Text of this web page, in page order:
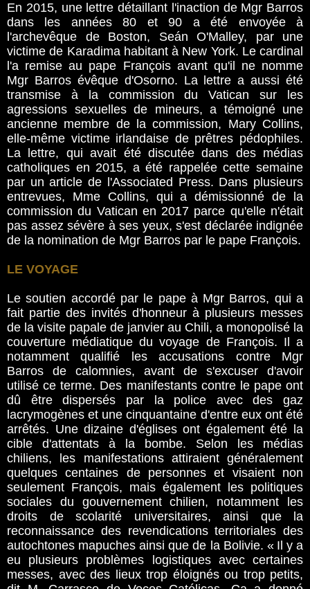
En 2015, une lettre détaillant l'inaction de Mgr Barros
dans les années 80 et 90 a été envoyée à
l'archevêque de Boston, Seán O'Malley, par une
victime de Karadima habitant à New York. Le cardinal
l'a remise au pape François avant qu'il ne nomme
Mgr Barros évêque d'Osorno. La lettre a aussi été
transmise à la commission du Vatican sur les
agressions sexuelles de mineurs, a témoigné une
ancienne membre de la commission, Mary Collins,
elle-même victime irlandaise de prêtres pédophiles.
La lettre, qui avait été discutée dans des médias
catholiques en 2015, a été rappelée cette semaine
par un article de l'Associated Press. Dans plusieurs
entrevues, Mme Collins, qui a démissionné de la
commission du Vatican en 2017 parce qu'elle n'était
pas assez sévère à ses yeux, s'est déclarée indignée
de la nomination de Mgr Barros par le pape François.
LE VOYAGE
Le soutien accordé par le pape à Mgr Barros, qui a
fait partie des invités d'honneur à plusieurs messes
de la visite papale de janvier au Chili, a monopolisé la
couverture médiatique du voyage de François. Il a
notamment qualifié les accusations contre Mgr
Barros de calomnies, avant de s'excuser d'avoir
utilisé ce terme. Des manifestants contre le pape ont
dû être dispersés par la police avec des gaz
lacrymogènes et une cinquantaine d'entre eux ont été
arrêtés. Une dizaine d'églises ont également été la
cible d'attentats à la bombe. Selon les médias
chiliens, les manifestations attiraient généralement
quelques centaines de personnes et visaient non
seulement François, mais également les politiques
sociales du gouvernement chilien, notamment les
droits de scolarité universitaires, ainsi que la
reconnaissance des revendications territoriales des
autochtones mapuches ainsi que de la Bolivie. « Il y a
eu plusieurs problèmes logistiques avec certaines
messes, avec des lieux trop éloignés ou trop petits,